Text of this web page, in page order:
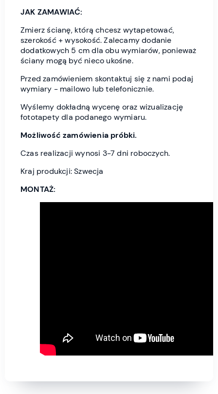
JAK ZAMAWIAĆ:
Zmierz ścianę, którą chcesz wytapetować,
szerokość + wysokość. Zalecamy dodanie
dodatkowych 5 cm dla obu wymiarów, ponieważ
ściany mogą być nieco ukośne.
Przed zamówieniem skontaktuj się z nami podaj
wymiary - mailowo lub telefonicznie.
Wyślemy dokładną wycenę oraz wizualizację
fototapety dla podanego wymiaru.
Możliwość zamówienia próbki.
Czas realizacji wynosi 3-7 dni roboczych.
Kraj produkcji: Szwecja
MONTAŻ: